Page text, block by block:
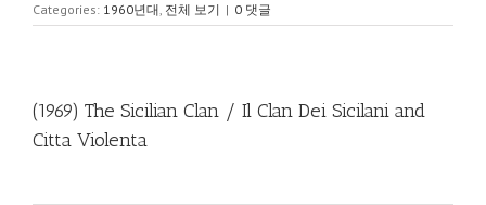
Categories: 1960년대, 전체 보기 | 0 댓글
(1969) The Sicilian Clan / Il Clan Dei Sicilani and
Citta Violenta